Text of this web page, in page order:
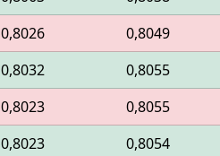
0,8026 0,8049
0,8032 0,8055
0,8023 0,8055
0,8023 0,8054